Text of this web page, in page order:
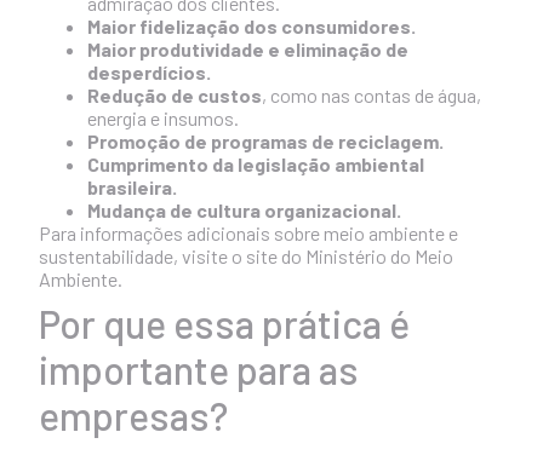
Maior fidelização dos consumidores.
Maior produtividade e eliminação de
desperdícios.
Redução de custos, como nas contas de água,
energia e insumos.
Promoção de programas de reciclagem.
Cumprimento da legislação ambiental
brasileira.
Mudança de cultura organizacional.
Para informações adicionais sobre meio ambiente e
sustentabilidade, visite o site do Ministério do Meio
Ambiente
Por que essa prática é
importante para as
empresas?